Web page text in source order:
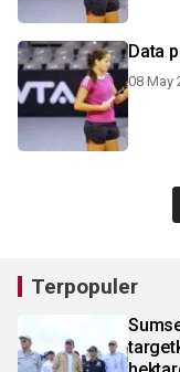
Data
08 May
Terpopuler